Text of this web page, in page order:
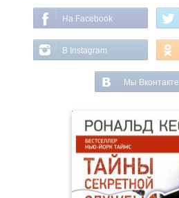
На Facebook
В Instagram
Мы Вконтакте